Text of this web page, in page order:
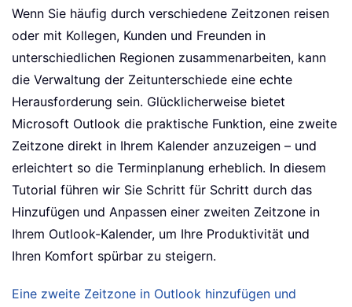
Wenn Sie häufig durch verschiedene Zeitzonen reisen
oder mit Kollegen, Kunden und Freunden in
unterschiedlichen Regionen zusammenarbeiten, kann
die Verwaltung der Zeitunterschiede eine echte
Herausforderung sein. Glücklicherweise bietet
Microsoft Outlook die praktische Funktion, eine zweite
Zeitzone direkt in Ihrem Kalender anzuzeigen – und
erleichtert so die Terminplanung erheblich. In diesem
Tutorial führen wir Sie Schritt für Schritt durch das
Hinzufügen und Anpassen einer zweiten Zeitzone in
Ihrem Outlook-Kalender, um Ihre Produktivität und
Ihren Komfort spürbar zu steigern.
Eine zweite Zeitzone in Outlook hinzufügen und